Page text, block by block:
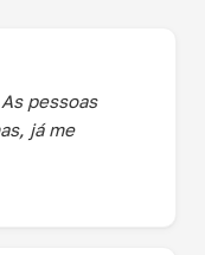
pessoas
já me